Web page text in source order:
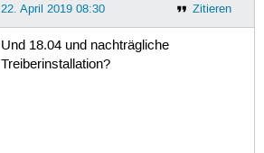
Zitieren
22. April 2019 08:30
Und 18.04 und nachträgliche
Treiberinstallation?